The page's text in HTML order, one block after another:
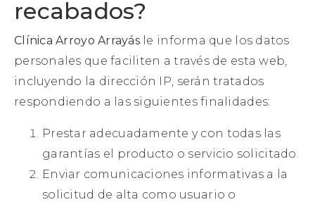
recabados?
Clínica Arroyo Arrayásle informa que los datos
personales que faciliten a través de esta web,
incluyendo la dirección IP, serán tratados
respondiendo a las siguientes finalidades:
Prestar adecuadamente y con todas las
garantías el producto o servicio solicitado.
Enviar comunicaciones informativas a la
solicitud de alta como usuario o